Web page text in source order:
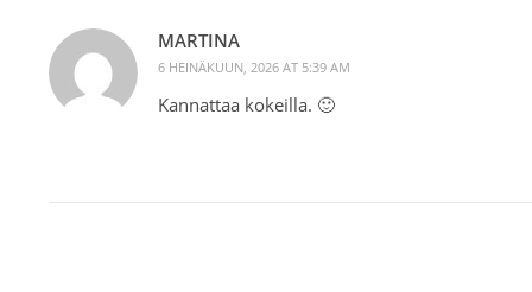
MARTINA
6 HEINÄKUUN, 2026 AT 5:39 AM
Kannattaa kokeilla. 🙂